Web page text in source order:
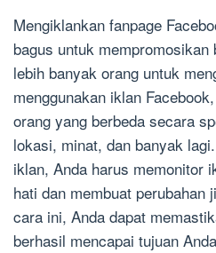
Mengiklankan fanpage
bagus untuk
lebih banyak orang untuk
menggunakan iklan
orang yang berbeda secara
lokasi, minat, dan banyak
iklan, Anda harus memonitor
hati dan membuat perubahan
cara ini, Anda dapat
berhasil mencapai tujuan